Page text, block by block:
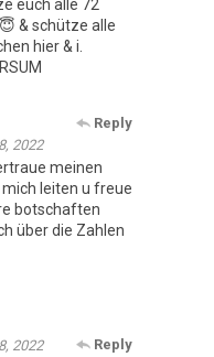
euch alle 72
& schütze alle
hier & i.
Reply
2022
meinen
leiten u freue
botschaften
über die Zahlen
Reply
2022